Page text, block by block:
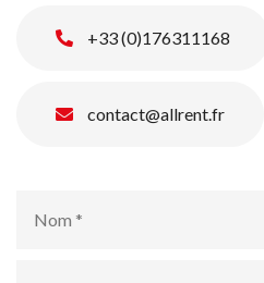
+33 (0)176311168
contact@allrent.fr